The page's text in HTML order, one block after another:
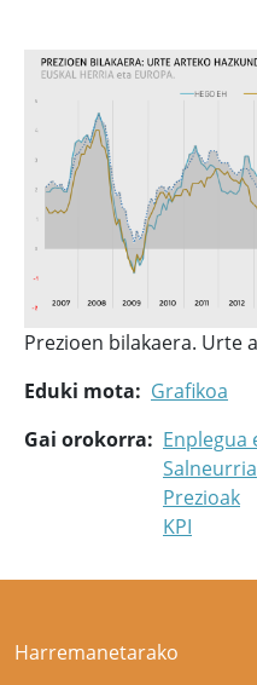
Prezioen bilakaera. Urte
Eduki mota
Grafikoa
Gai orokorra
Enplegua
Salneurria
Prezioak
KPI
Harremanetarako